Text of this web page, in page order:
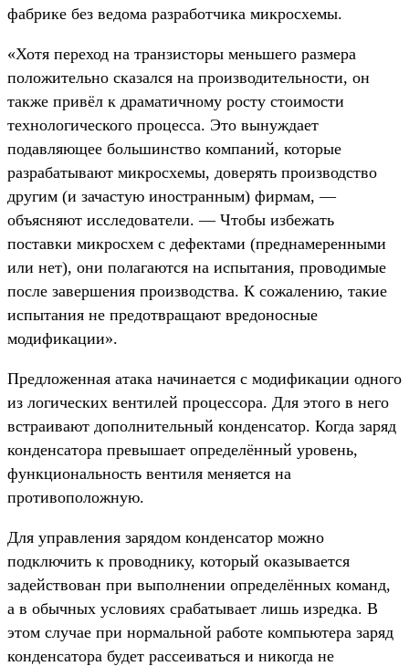
фабрике без ведома разработчика микросхемы.
«Хотя переход на транзисторы меньшего размера
положительно сказался на производительности, он
также привёл к драматичному росту стоимости
технологического процесса. Это вынуждает
подавляющее большинство компаний, которые
разрабатывают микросхемы, доверять производство
другим (и зачастую иностранным) фирмам, —
объясняют исследователи. — Чтобы избежать
поставки микросхем с дефектами (преднамеренными
или нет), они полагаются на испытания, проводимые
после завершения производства. К сожалению, такие
испытания не предотвращают вредоносные
модификации».
Предложенная атака начинается с модификации одного
из логических вентилей процессора. Для этого в него
встраивают дополнительный конденсатор. Когда заряд
конденсатора превышает определённый уровень,
функциональность вентиля меняется на
противоположную.
Для управления зарядом конденсатор можно
подключить к проводнику, который оказывается
задействован при выполнении определённых команд,
а в обычных условиях срабатывает лишь изредка. В
этом случае при нормальной работе компьютера заряд
конденсатора будет рассеиваться и никогда не